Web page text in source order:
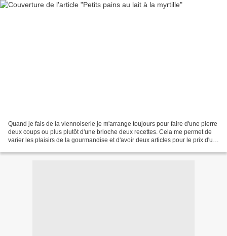
Quand je fais de la viennoiserie je m'arrange toujours pour faire d'une pierre
deux coups ou plus plutôt d'une brioche deux recettes. Cela me permet de
varier les plaisirs de la gourmandise et d'avoir deux articles pour le prix d'un